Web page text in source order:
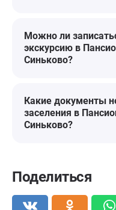
Можно ли
экскурсию в
Синьково?
Какие документы
заселения в
Синьково?
Поделиться